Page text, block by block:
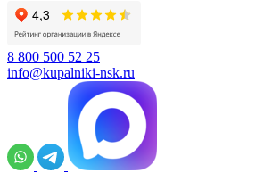
8 800 500 52 25
info@kupalniki-nsk.ru